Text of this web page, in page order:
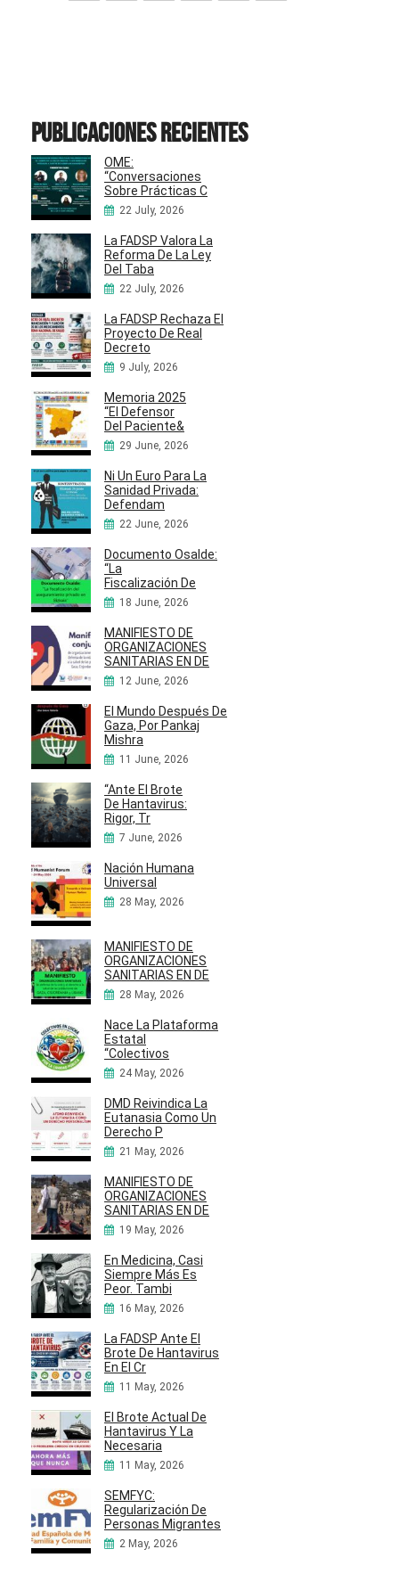
Publicaciones recientes
OME:
“Conversaciones
Sobre Prácticas C
22 July, 2026
La FADSP Valora La
Reforma De La Ley
Del Taba
22 July, 2026
La FADSP Rechaza El
Proyecto De Real
Decreto
9 July, 2026
Memoria 2025
“El Defensor
Del Paciente&
29 June, 2026
Ni Un Euro Para La
Sanidad Privada:
Defendam
22 June, 2026
Documento Osalde:
“La
Fiscalización De
18 June, 2026
MANIFIESTO DE
ORGANIZACIONES
SANITARIAS EN DE
12 June, 2026
El Mundo Después De
Gaza, Por Pankaj
Mishra
11 June, 2026
“Ante El Brote
De Hantavirus:
Rigor, Tr
7 June, 2026
Nación Humana
Universal
28 May, 2026
MANIFIESTO DE
ORGANIZACIONES
SANITARIAS EN DE
28 May, 2026
Nace La Plataforma
Estatal
“Colectivos
24 May, 2026
DMD Reivindica La
Eutanasia Como Un
Derecho P
21 May, 2026
MANIFIESTO DE
ORGANIZACIONES
SANITARIAS EN DE
19 May, 2026
En Medicina, Casi
Siempre Más Es
Peor. Tambi
16 May, 2026
La FADSP Ante El
Brote De Hantavirus
En El Cr
11 May, 2026
El Brote Actual De
Hantavirus Y La
Necesaria
11 May, 2026
SEMFYC:
Regularización De
Personas Migrantes
2 May, 2026